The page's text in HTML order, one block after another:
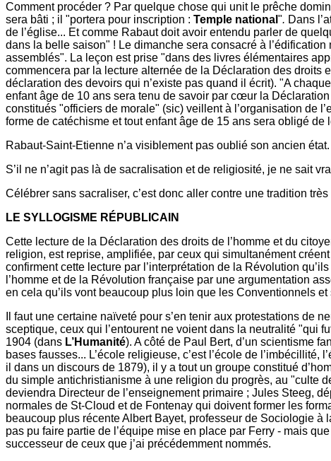
Comment procéder ? Par quelque chose qui unit le prêche
sera bâti ; il "portera pour inscription : Temple national ". Dans
de l’église... Et comme Rabaut doit avoir entendu parler de
dans la belle saison" ! Le dimanche sera consacré à
assemblés". La leçon est prise "dans des livres élémentaires
commencera par la lecture alternée de la Déclaration des droits
déclaration des devoirs qui n’existe pas quand il écrit). "A
enfant âge de 10 ans sera tenu de savoir par cœur la
constitués "officiers de morale" (sic) veillent à l’organisation de
forme de catéchisme et tout enfant âge de 15 ans sera obligé
Rabaut-Saint-Etienne n’a visiblement pas oublié son ancien
S’il ne n’agit pas là de sacralisation et de religiosité, je ne sait
Célébrer sans sacraliser, c’est donc aller contre une tradition
LE SYLLOGISME RÉPUBLICAIN
Cette lecture de la Déclaration des droits de l’homme et du
religion, est reprise, amplifiée, par ceux qui simultanément
confirment cette lecture par l’interprétation de la Révolution
l’homme et de la Révolution française par une argumentation
en cela qu’ils vont beaucoup plus loin que les Conventionnels
Il faut une certaine naïveté pour s’en tenir aux protestations de
sceptique, ceux qui l’entourent ne voient dans la neutralité "qui
1904 (dans L’Humanité). A côté de Paul Bert, d’un scientisme
bases fausses... L’école religieuse, c’est l’école de
il dans un discours de 1879), il y a tout un groupe constitué
du simple antichristianisme à une religion du progrès, au "culte
deviendra Directeur de l’enseignement primaire ; Jules Steeg,
normales de St-Cloud et de Fontenay qui doivent former les
beaucoup plus récente Albert Bayet, professeur de Sociologie à
pas pu faire partie de l’équipe mise en place par Ferry - mais
successeur de ceux que j’ai précédemment nommés.